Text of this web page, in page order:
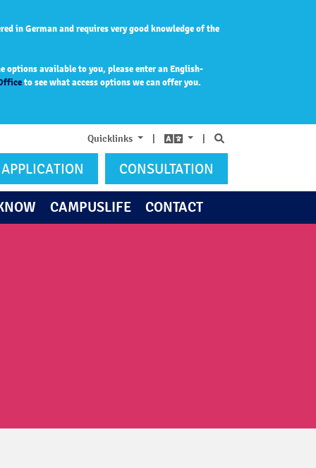
in German and requires very good knowledge of the
options available to you, please enter an English-
to see what access options we can offer you.
Quicklinks | | Search
APPLICATION CONSULTATION
CAMPUSLIFE CONTACT